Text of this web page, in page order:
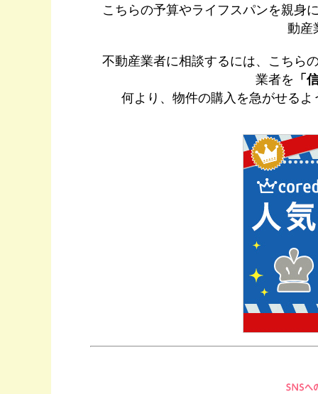
こちらの予算やライフスパンを親身
動産
不動産業者に相談するには、こちら
業者を 「
何より、物件の購入を急がせる